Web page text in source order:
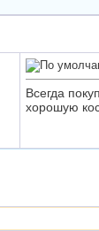
Всегда
хорошую